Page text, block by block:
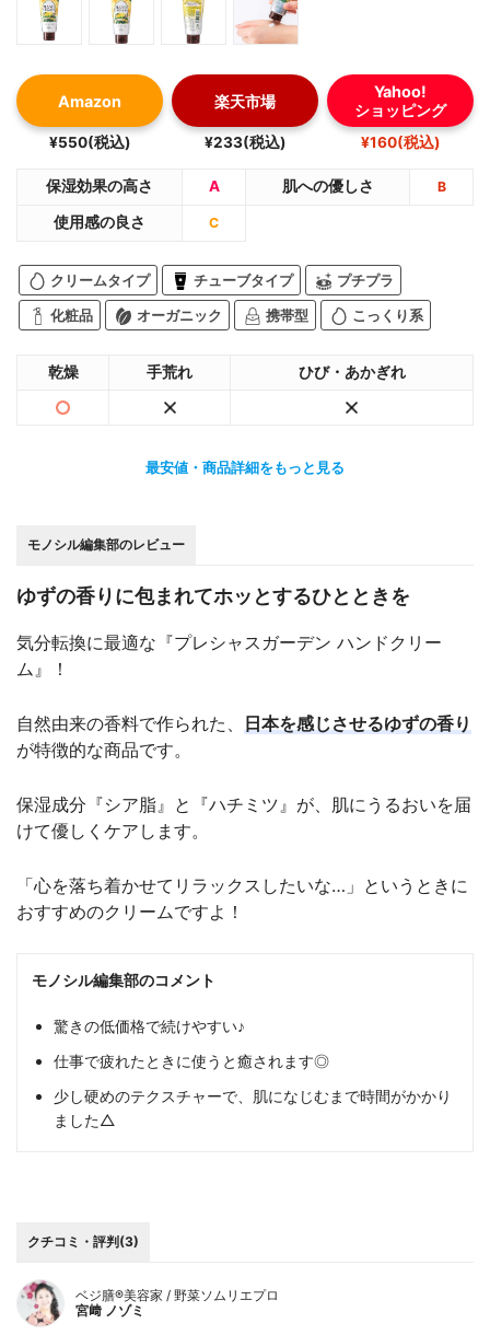
Amazon
¥550(税込)
楽天市場
¥233(税込)
Yahoo!
ショッピング
¥160(税込)
保湿効果の高さ A 肌への優しさ B
使用感の良さ C
クリームタイプ チューブタイプ プチプラ
化粧品 オーガニック 携帯型 こっくり系
乾燥 手荒れ ひび・あかぎれ
最安値・商品詳細をもっと見る
モノシル編集部のレビュー
ゆずの香りに包まれてホッとするひとときを
気分転換に最適な『プレシャスガーデン ハンドクリー
ム』！
自然由来の香料で作られた、
日本を感じさせるゆずの香り
が特徴的な商品です。
保湿成分『シア脂』と『ハチミツ』が、肌にうるおいを届
けて優しくケアします。
「心を落ち着かせてリラックスしたいな…」というときに
おすすめのクリームですよ！
モノシル編集部のコメント
驚きの低価格で続けやすい♪
仕事で疲れたときに使うと癒されます◎
少し硬めのテクスチャーで、肌になじむまで時間がかかり
ました△
クチコミ・評判(3)
ベジ膳®美容家 / 野菜ソムリエプロ
宮﨑 ノゾミ